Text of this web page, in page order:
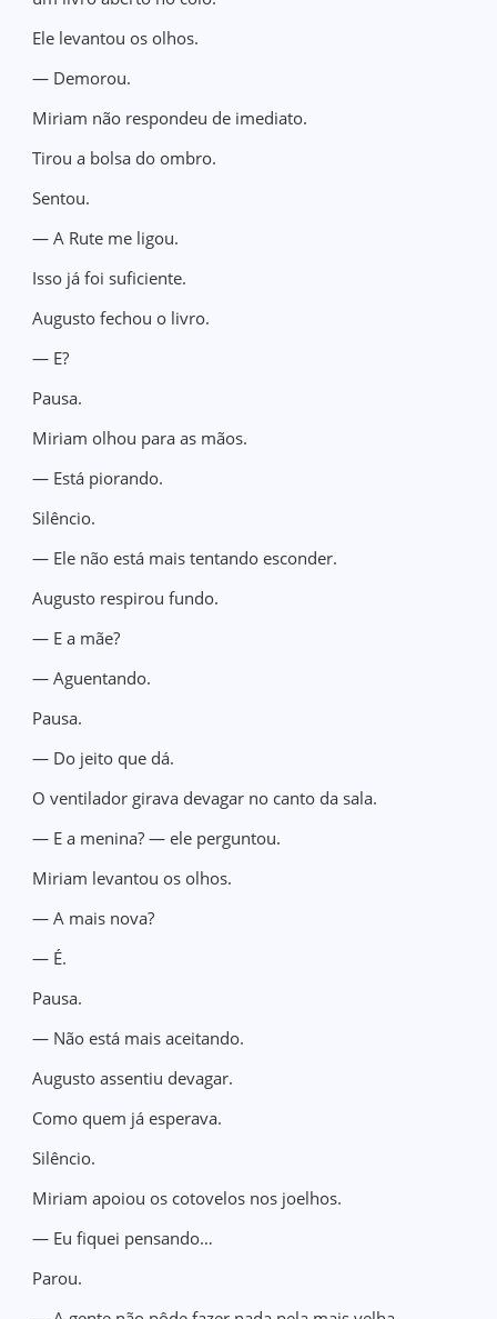
Ele levantou os olhos.
— Demorou.
Miriam não respondeu de imediato.
Tirou a bolsa do ombro.
Sentou.
— A Rute me ligou.
Isso já foi suficiente.
Augusto fechou o livro.
— E?
Pausa.
Miriam olhou para as mãos.
— Está piorando.
Silêncio.
— Ele não está mais tentando esconder.
Augusto respirou fundo.
— E a mãe?
— Aguentando.
Pausa.
— Do jeito que dá.
O ventilador girava devagar no canto da sala.
— E a menina? — ele perguntou.
Miriam levantou os olhos.
— A mais nova?
— É.
Pausa.
— Não está mais aceitando.
Augusto assentiu devagar.
Como quem já esperava.
Silêncio.
Miriam apoiou os cotovelos nos joelhos.
— Eu fiquei pensando…
Parou.